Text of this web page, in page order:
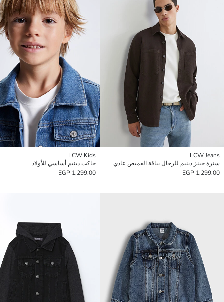
LCW Jeans
سترة جينز دينيم للرجال بياقة القميص عادي
1,299.00 EGP
LCW Kids
جاكت دينيم أساسي للأولاد
1,299.00 EGP